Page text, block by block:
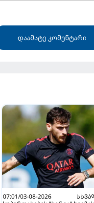
დაამატე კომენტარი
07:01/03-08-2026